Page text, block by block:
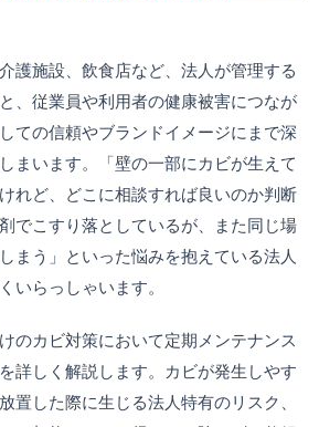
護施設、飲食店など、法人が管理する
、従業員や利用者の健康被害につなが
ての信頼やブランドイメージにまで深
まいます。「壁の一部にカビが生えて
れど、どこに相談すれば良いのか判断
でこすり落としているが、また同じ場
まう」といった悩みを抱えている法人
いらっしゃいます。
のカビ対策において定期メンテナンス
詳しく解説します。カビが発生しやす
置した際に生じる法人特有のリスク、